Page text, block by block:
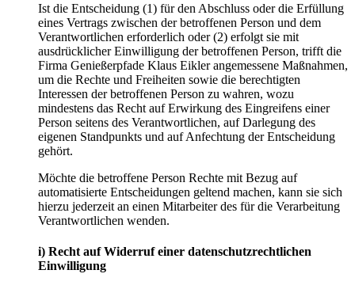
Ist die Entscheidung (1) für den Abschluss oder die Erfüllung
eines Vertrags zwischen der betroffenen Person und dem
Verantwortlichen erforderlich oder (2) erfolgt sie mit
ausdrücklicher Einwilligung der betroffenen Person, trifft die
Firma Genießerpfade Klaus Eikler angemessene Maßnahmen,
um die Rechte und Freiheiten sowie die berechtigten
Interessen der betroffenen Person zu wahren, wozu
mindestens das Recht auf Erwirkung des Eingreifens einer
Person seitens des Verantwortlichen, auf Darlegung des
eigenen Standpunkts und auf Anfechtung der Entscheidung
gehört.
Möchte die betroffene Person Rechte mit Bezug auf
automatisierte Entscheidungen geltend machen, kann sie sich
hierzu jederzeit an einen Mitarbeiter des für die Verarbeitung
Verantwortlichen wenden.
i) Recht auf Widerruf einer datenschutzrechtlichen
Einwilligung